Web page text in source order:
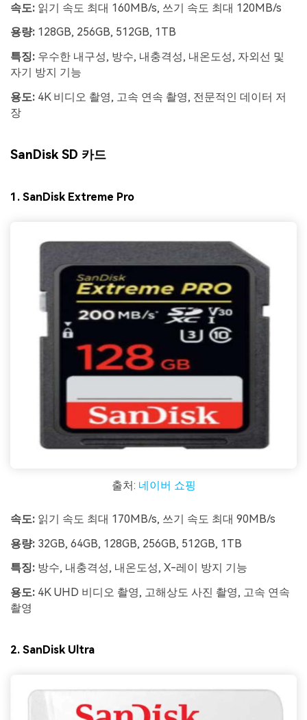
속도: 읽기 속도 최대 160MB/s, 쓰기 속도 최대 120MB/s
용량: 128GB, 256GB, 512GB, 1TB
특징: 우수한 내구성, 방수, 내충격성, 내온도성, 자외선 및
자기 방지 기능
용도: 4K 비디오 촬영, 고속 연속 촬영, 전문적인 데이터 저
장
SanDisk SD 카드
1. SanDisk Extreme Pro
출처: 네이버 쇼핑
속도: 읽기 속도 최대 170MB/s, 쓰기 속도 최대 90MB/s
용량: 32GB, 64GB, 128GB, 256GB, 512GB, 1TB
특징: 방수, 내충격성, 내온도성, X-레이 방지 기능
용도: 4K UHD 비디오 촬영, 고해상도 사진 촬영, 고속 연속
촬영
2. SanDisk Ultra